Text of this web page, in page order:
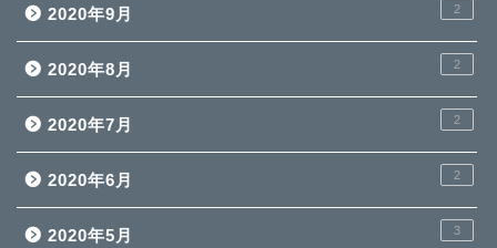
2020年9月 2
2020年8月 2
2020年7月 2
2020年6月 2
2020年5月 3